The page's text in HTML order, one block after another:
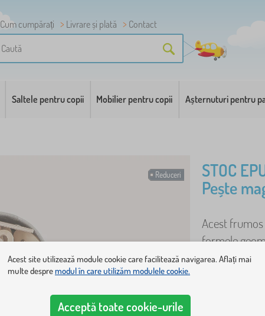
Cum cumpărați Livrare și plată
Contact
Saltele pentru copii Mobilier pentru copii Așternuturi pentru
Reduceri
STOC
Pește
Acest
formele
Proprietăți:
Acest site utilizează module cookie care facilitează navigarea. Aflați mai
multe despremodul în care utilizăm modulele cookie.
Acceptă toate cookie-urile